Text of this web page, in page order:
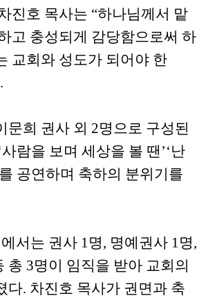
진호 목사는 “하나님께서 맡
고 충성되게 감당함으로써 하
교회와 성도가 되어야 한
문희 권사 외 2명으로 구성된
람을 보며 세상을 볼 땐’‘난
공연하며 축하의 분위기를
서는 권사 1명, 명예권사 1명,
총 3명이 임직을 받아 교회의
다. 차진호 목사가 권면과 축